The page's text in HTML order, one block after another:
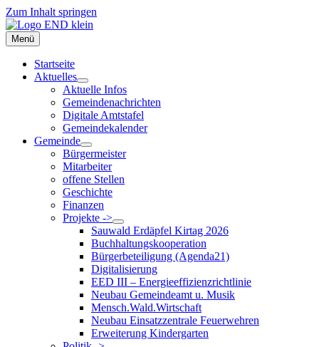
Zum Inhalt springen
Menü
Startseite
Aktuelles
Aktuelle Infos
Gemeindenachrichten
Digitale Amtstafel
Gemeindekalender
Gemeinde
Bürgermeister
Mitarbeiter
offene Stellen
Geschichte
Finanzen
Projekte ->
Sauwald Erdäpfel Kirtag 2026
Buchhaltungskooperation
Bürgerbeteiligung (Agenda21)
Digitalisierung
EED III – Energieeffizienzrichtlinie
Neubau Gemeindeamt u. Musik
Mensch.Wald.Wirtschaft
Neubau Einsatzzentrale Feuerwehren
Erweiterung Kindergarten